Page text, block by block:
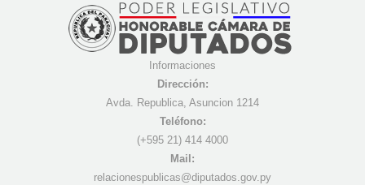
Informaciones
Dirección:
Avda. Republica, Asuncion 1214
Teléfono:
(+595 21) 414 4000
Mail:
relacionespublicas@diputados.gov.py